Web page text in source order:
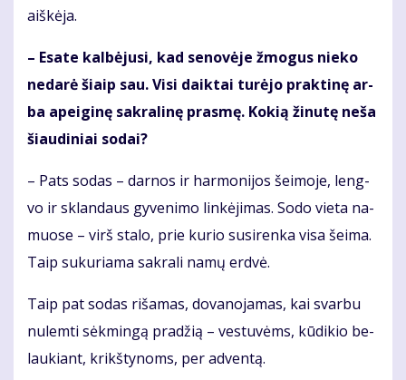
aiš­kė­ja.
– Esa­te kal­bė­ju­si, kad se­no­vė­je žmo­gus nie­ko
ne­da­rė šiaip sau. Vi­si daik­tai tu­rė­jo prak­ti­nę ar­
ba apei­gi­nę sak­ra­li­nę pras­mę. Ko­kią ži­nu­tę ne­ša
šiau­di­niai so­dai?
– Pats so­das – dar­nos ir har­mo­ni­jos šei­mo­je, leng­
vo ir sklan­daus gy­ve­ni­mo lin­kė­ji­mas. So­do vie­ta na­
muo­se – virš sta­lo, prie ku­rio su­si­ren­ka vi­sa šei­ma.
Taip su­ku­ria­ma sak­ra­li na­mų erd­vė.
Taip pat so­das ri­ša­mas, do­va­no­ja­mas, kai svar­bu
nu­lem­ti sėk­min­gą pra­džią – ves­tu­vėms, kū­di­kio be­
lau­kiant, krikš­ty­noms, per ad­ven­tą.